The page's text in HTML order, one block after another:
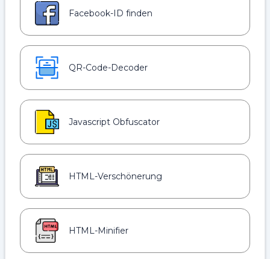
Facebook-ID finden
QR-Code-Decoder
Javascript Obfuscator
HTML-Verschönerung
HTML-Minifier